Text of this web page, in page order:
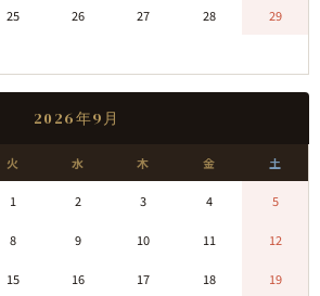
25 26 27 28 29
2026年9月
火 水 木 金 土
1 2 3 4 5
8 9 10 11 12
15 16 17 18 19